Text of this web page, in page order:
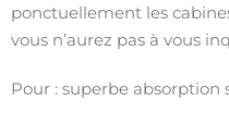
ponctuellement les
vous n’aurez pas à vous
Pour : superbe absorption